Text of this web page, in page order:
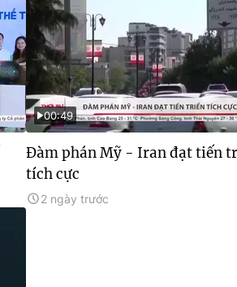
00:49
Đàm phán Mỹ - Iran đạt tiến
tích cực
2 ngày trước